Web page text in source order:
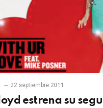
22 septiembre 2011
estrena su